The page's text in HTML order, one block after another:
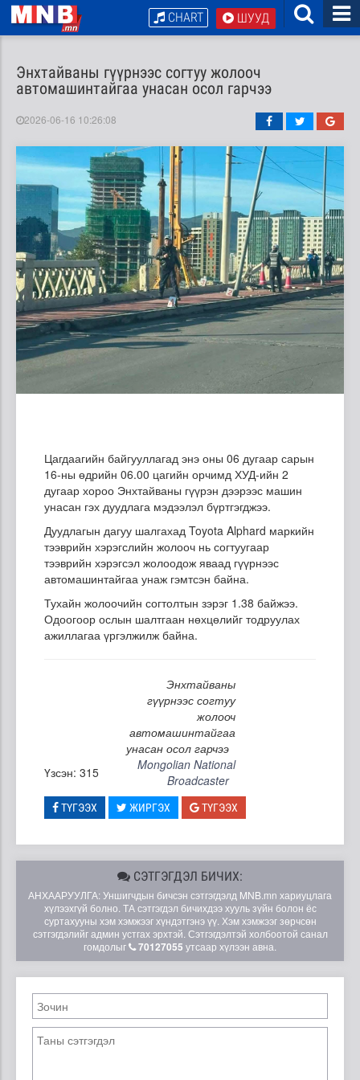
ШУУД
CHART
Энхтайваны гүүрнээс согтуу жолооч
автомашинтайгаа унасан осол гарчээ
2026-06-16 10:26:08
Цагдаагийн байгууллагад энэ оны 06 дугаар сарын
16-ны өдрийн 06.00 цагийн орчимд ХУД-ийн 2
дугаар хороо Энхтайваны гүүрэн дээрээс машин
унасан гэх дуудлага мэдээлэл бүртгэгджээ.
Дуудлагын дагуу шалгахад Toyota Alphard маркийн
тээврийн хэрэгслийн жолооч нь согтуугаар
тээврийн хэрэгсэл жолоодож яваад гүүрнээс
автомашинтайгаа унаж гэмтсэн байна.
Тухайн жолоочийн согтолтын зэрэг 1.38 байжээ.
Одоогоор ослын шалтгаан нөхцөлийг тодруулах
ажиллагаа үргэлжилж байна.
Энхтайваны
гүүрнээс согтуу
жолооч
автомашинтайгаа
унасан осол гарчээ
Үзсэн: 315
Mongolian National
Broadcaster
ТҮГЭЭХ ЖИРГЭХ ТҮГЭЭХ
СЭТГЭГДЭЛ БИЧИХ:
АНХААРУУЛГА: Уншигчдын бичсэн сэтгэгдэлд MNB.mn хариуцлага
хүлээхгүй болно. ТА сэтгэгдэл бичихдээ хууль зүйн болон ёс
суртахууны хэм хэмжээг хүндэтгэнэ үү. Хэм хэмжээг зөрчсөн
сэтгэгдэлийг админ устгах эрхтэй. Сэтгэгдэлтэй холбоотой санал
гомдолыг
70127055 утсаар хүлээн авна.